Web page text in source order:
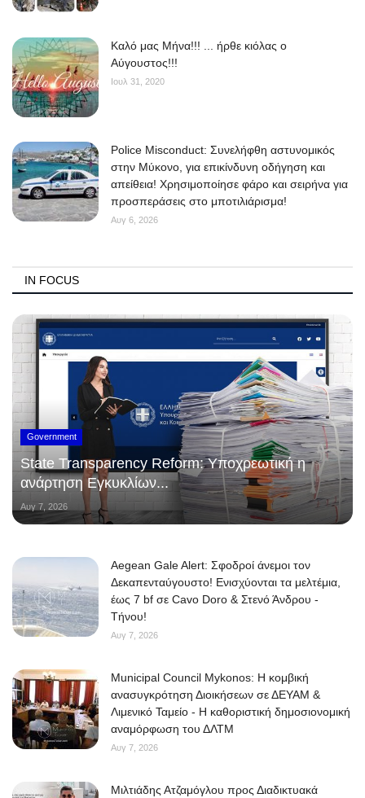
Kαλό μας Μήνα!!! ... ήρθε κιόλας ο
Αύγουστος!!!
Ιουλ 31, 2020
Police Misconduct: Συνελήφθη αστυνομικός
στην Μύκονο, για επικίνδυνη οδήγηση και
απείθεια! Χρησιμοποίησε φάρο και σειρήνα για
προσπεράσεις στο μποτιλιάρισμα!
Αυγ 6, 2026
IN FOCUS
Government
State Transparency Reform: Υποχρεωτική η
ανάρτηση Εγκυκλίων...
Αυγ 7, 2026
Aegean Gale Alert: Σφοδροί άνεμοι τον
Δεκαπενταύγουστο! Ενισχύονται τα μελτέμια,
έως 7 bf σε Cavo Doro & Στενό Άνδρου -
Τήνου!
Αυγ 7, 2026
Municipal Council Mykonos: Η κομβική
ανασυγκρότηση Διοικήσεων σε ΔΕΥΑΜ &
Λιμενικό Ταμείο - Η καθοριστική δημοσιονομική
αναμόρφωση του ΔΛΤΜ
Αυγ 7, 2026
Μιλτιάδης Ατζαμόγλου προς Διαδικτυακά